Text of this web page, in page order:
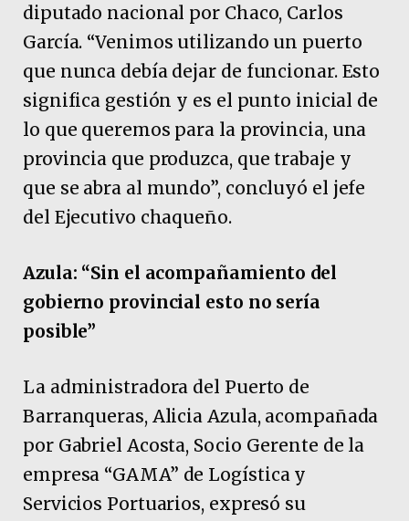
diputado nacional por Chaco, Carlos
García. “Venimos utilizando un puerto
que nunca debía dejar de funcionar. Esto
significa gestión y es el punto inicial de
lo que queremos para la provincia, una
provincia que produzca, que trabaje y
que se abra al mundo”, concluyó el jefe
del Ejecutivo chaqueño.
Azula: “Sin el acompañamiento del
gobierno provincial esto no sería
posible”
La administradora del Puerto de
Barranqueras, Alicia Azula, acompañada
por Gabriel Acosta, Socio Gerente de la
empresa “GAMA” de Logística y
Servicios Portuarios, expresó su